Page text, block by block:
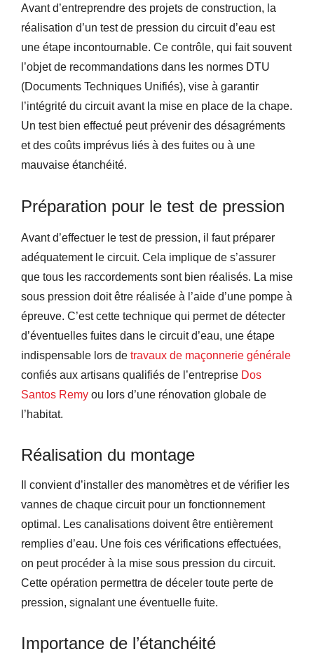
Avant d’entreprendre des projets de construction, la
réalisation d’un test de pression du circuit d’eau est
une étape incontournable. Ce contrôle, qui fait souvent
l’objet de recommandations dans les normes DTU
(Documents Techniques Unifiés), vise à garantir
l’intégrité du circuit avant la mise en place de la chape.
Un test bien effectué peut prévenir des désagréments
et des coûts imprévus liés à des fuites ou à une
mauvaise étanchéité.
Préparation pour le test de pression
Avant d’effectuer le test de pression, il faut préparer
adéquatement le circuit. Cela implique de s’assurer
que tous les raccordements sont bien réalisés. La mise
sous pression doit être réalisée à l’aide d’une pompe à
épreuve. C’est cette technique qui permet de détecter
d’éventuelles fuites dans le circuit d’eau, une étape
indispensable lors de travaux de maçonnerie générale
confiés aux artisans qualifiés de l’entreprise Dos
Santos Remy ou lors d’une rénovation globale de
l’habitat.
Réalisation du montage
Il convient d’installer des manomètres et de vérifier les
vannes de chaque circuit pour un fonctionnement
optimal. Les canalisations doivent être entièrement
remplies d’eau. Une fois ces vérifications effectuées,
on peut procéder à la mise sous pression du circuit.
Cette opération permettra de déceler toute perte de
pression, signalant une éventuelle fuite.
Importance de l’étanchéité